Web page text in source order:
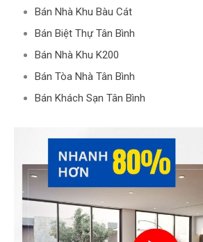
Bán Nhà Khu Bàu Cát
Bán Biệt Thự Tân Bình
Bán Nhà Khu K200
Bán Tòa Nhà Tân Bình
Bán Khách Sạn Tân Bình